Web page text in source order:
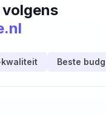
volgens
Beste